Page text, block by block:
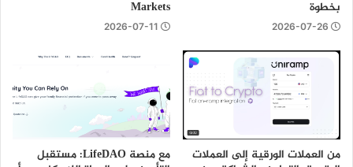
بخطوة
2026-07-26
Markets
2026-07-11
من العملات الورقية إلى العملات
مع منصة LifeDAO: مستقبل